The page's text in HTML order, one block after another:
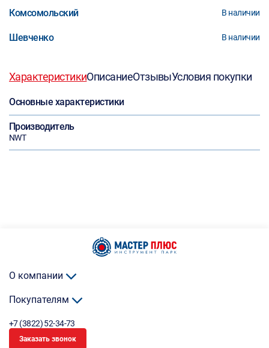
Комсомольский В наличии
Шевченко В наличии
ХарактеристикиОписаниеОтзывыУсловия покупки
Основные характеристики
Производитель
NWT
О компании
Покупателям
+7 (3822) 52-34-73
Заказать звонок